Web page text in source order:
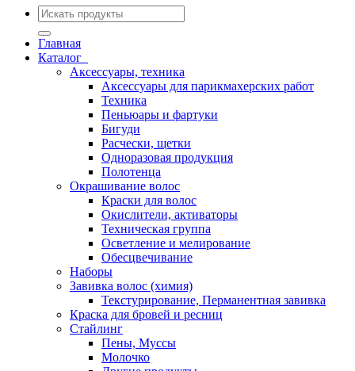
Главная
Каталог
Аксессуары, техника
Аксессуары для парикмахерских работ
Техника
Пеньюары и фартуки
Бигуди
Расчески, щетки
Одноразовая продукция
Полотенца
Окрашивание волос
Краски для волос
Окислители, активаторы
Техническая группа
Осветление и мелирование
Обесцвечивание
Наборы
Завивка волос (химия)
Текстурирование, Перманентная завивка
Краска для бровей и ресниц
Стайлинг
Пены, Муссы
Молочко